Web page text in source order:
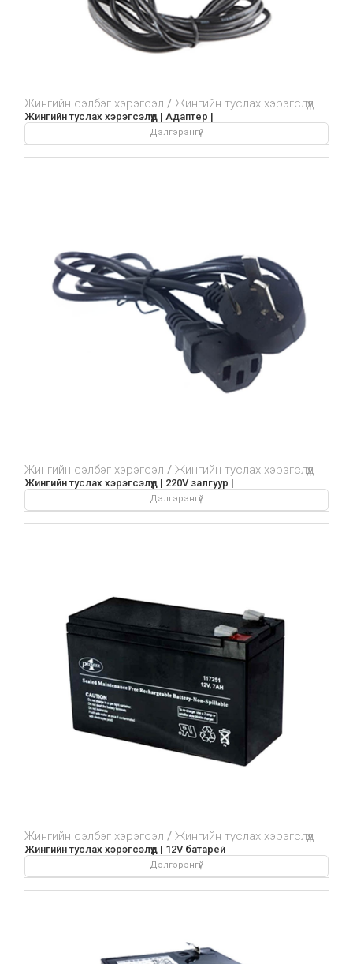
Жингийн сэлбэг хэрэгсэл Жингийн туслах хэрэгслүүд
Жингийн туслах хэрэгсэлүүд | Адаптер |
Дэлгэрэнгүй
Жингийн сэлбэг хэрэгсэл Жингийн туслах хэрэгслүүд
Жингийн туслах хэрэгсэлүүд | 220V залгуур |
Дэлгэрэнгүй
Жингийн сэлбэг хэрэгсэл Жингийн туслах хэрэгслүүд
Жингийн туслах хэрэгсэлүүд | 12V батарей
Дэлгэрэнгүй